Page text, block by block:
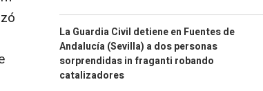
La Guardia Civil detiene en Fuentes de
Andalucía (Sevilla) a dos personas
sorprendidas in fraganti robando
catalizadores